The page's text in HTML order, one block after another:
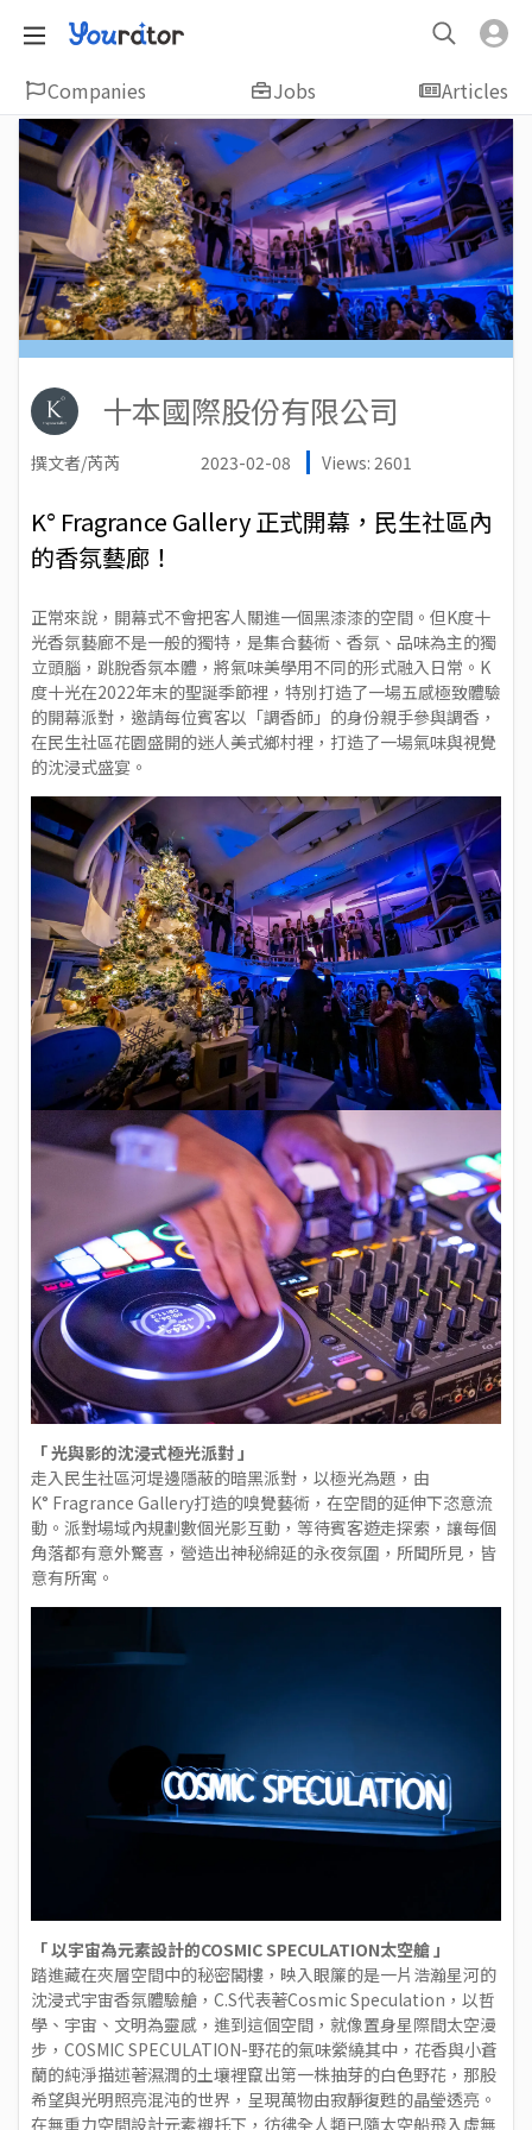
Companies Jobs Articles
十本國際股份有限公司
撰文者/芮芮 2023-02-08 Views: 2601
K° Fragrance Gallery 正式開幕，民生社區內
的香氛藝廊！
正常來說，開幕式不會把客人關進一個黑漆漆的空間。但K度十
光香氛藝廊不是一般的獨特，是集合藝術、香氛、品味為主的獨
立頭腦，跳脫香氛本體，將氣味美學用不同的形式融入日常。K
度十光在2022年末的聖誕季節裡，特別打造了一場五感極致體驗
的開幕派對，邀請每位賓客以「調香師」的身份親手參與調香，
在民生社區花園盛開的迷人美式鄉村裡，打造了一場氣味與視覺
的沈浸式盛宴。
「 光與影的沈浸式極光派對 」
走入民生社區河堤邊隱蔽的暗黑派對，以極光為題，由
K° Fragrance Gallery打造的嗅覺藝術，在空間的延伸下恣意流
動。派對場域內規劃數個光影互動，等待賓客遊走探索，讓每個
角落都有意外驚喜，營造出神秘綿延的永夜氛圍，所聞所見，皆
意有所寓。
「 以宇宙為元素設計的COSMIC SPECULATION太空艙 」
踏進藏在夾層空間中的秘密閣樓，映入眼簾的是一片浩瀚星河的
沈浸式宇宙香氛體驗艙，C.S代表著Cosmic Speculation，以哲
學、宇宙、文明為靈感，進到這個空間，就像置身星際間太空漫
步， COSMIC SPECULATION-野花的氣味縈繞其中，花香與小蒼
蘭的純淨描述著濕潤的土壤裡竄出第一株抽芽的白色野花，那股
希望與光明照亮混沌的世界，呈現萬物由寂靜復甦的晶瑩透亮。
在無重力空間設計元素襯托下，彷彿全人類已隨太空船飛入虛無